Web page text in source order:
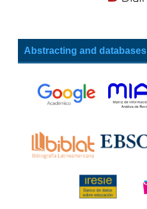
Abstracting and databases